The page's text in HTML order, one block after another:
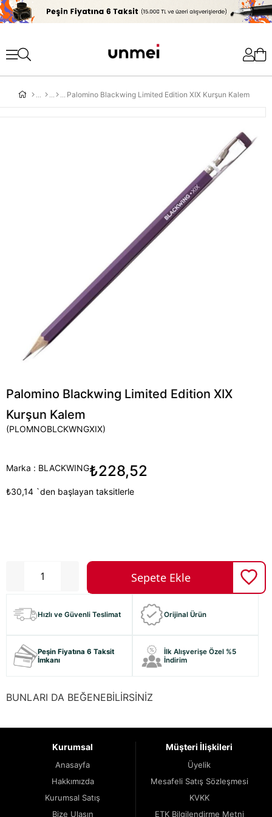
'
Palomino Blackwing Limited Edition XIX Kurşun Kalem
Palomino Blackwing Limited Edition XIX
Kurşun Kalem
(PLOMNOBLCKWNGXIX)
Marka : BLACKWING₺228,52
₺30,14 `den başlayan taksitlerle
Hızlı ve Güvenli Teslimat Orijinal Ürün
Peşin Fiyatına 6 Taksit
İmkanı
İlk Alışverişe Özel %5
İndirim
BUNLARI DA BEĞENEBİLİRSİNİZ
Kurumsal
Anasayfa
Hakkımızda
Kurumsal Satış
Bize Ulaşın
Müşteri İlişkileri
Üyelik
Mesafeli Satış Sözleşmesi
KVKK
ETK Bilgilendirme Metni